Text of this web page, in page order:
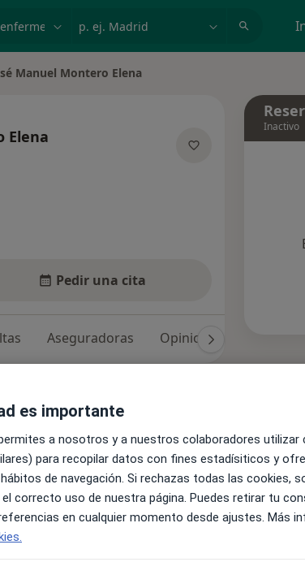
de ciudad
Manuel Montero Elena
Elena
Pedir una cita
Aseguradoras Opiniones (5)
experiencia
Inactivo
es importante
a nosotros y a nuestros colaboradores utilizar
para recopilar datos con fines estadísiticos y
de navegación. Si rechazas todas las cookies,
correcto uso de nuestra página. Puedes retirar tu
en cualquier momento desde ajustes. Más